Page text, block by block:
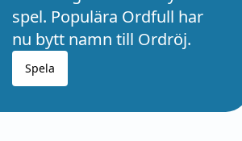
spel. Populära Ordfull har
nu bytt namn till Ordröj.
Spela